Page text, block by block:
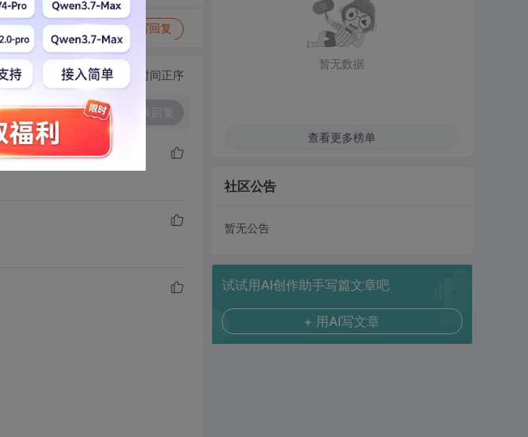
写回复
切换为时间正序
暂无数据
查看更多榜单
社区公告
暂无公告
试试用AI创作助手写篇文章吧
+ 用AI写文章